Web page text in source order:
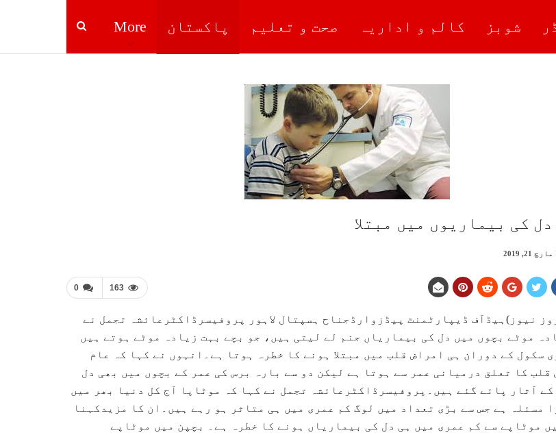
شوبز کالم و اداریہ صحت و تعلیم پاکستان More
کی بیماریوں میں مبتلا
مارچ 21, 2019
0 163
نیوز)ہیڈآف ڈیپارٹمنٹ پیڈزوارڈجناح ہسپتال لاہور پروفیسرڈاکٹرعائشہ تجمل نے
موٹے بچوں میں دل کی بیماریاں جنم لے لیتی ہیں، جو بچے بہت زیادہ موٹے ہوتے ہیں
سکول کے دوران ہی امراض قلب میں مبتلا ہونے کا خطرہ ہوتا ہے۔انہوں نے کہا کہ عام
قلب کا تعلق درمیانی عمر سے ہوتا ہے لیکن دو سے بارہ برس کی عمر کے بچوں میں بھی دل
آثار پائے گئے ہیں۔پروفیسرڈاکٹرعائشہ تجمل نے کہا کہ موٹاپا آج کل دنیا بھر میں
مسئلہ ہے جس سے بڑی تعداد میں لوگ کم عمری میں ہی متاثر ہو رہے ہیں۔ان کا مزیدکہنا
موٹاپے سے کم عمری میں ہی دل کی بیماریاں ہونے کا خطرہ ہے۔ بچپن میں موٹاپے